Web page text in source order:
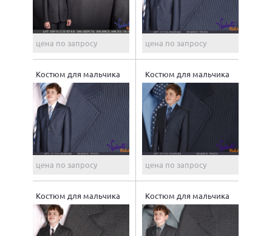
цена по запросу цена по запросу
Костюм для мальчика
цена по запросу
Костюм для мальчика
цена по запросу
Костюм для мальчика Костюм для мальчика